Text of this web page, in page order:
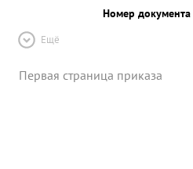
Номер документа
Ещё
Первая страница приказа